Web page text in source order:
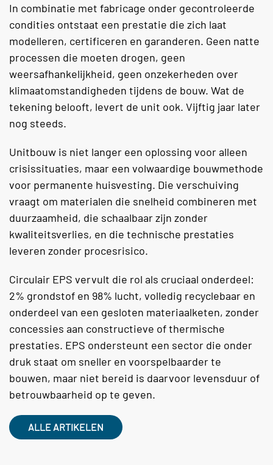
In combinatie met fabricage onder gecontroleerde
condities ontstaat een prestatie die zich laat
modelleren, certificeren en garanderen. Geen natte
processen die moeten drogen, geen
weersafhankelijkheid, geen onzekerheden over
klimaatomstandigheden tijdens de bouw. Wat de
tekening belooft, levert de unit ook. Vijftig jaar later
nog steeds.
Unitbouw is niet langer een oplossing voor alleen
crisissituaties, maar een volwaardige bouwmethode
voor permanente huisvesting. Die verschuiving
vraagt om materialen die snelheid combineren met
duurzaamheid, die schaalbaar zijn zonder
kwaliteitsverlies, en die technische prestaties
leveren zonder procesrisico.
Circulair EPS vervult die rol als cruciaal onderdeel:
2% grondstof en 98% lucht, volledig recyclebaar en
onderdeel van een gesloten materiaalketen, zonder
concessies aan constructieve of thermische
prestaties. EPS ondersteunt een sector die onder
druk staat om sneller en voorspelbaarder te
bouwen, maar niet bereid is daarvoor levensduur of
betrouwbaarheid op te geven.
ALLE ARTIKELEN